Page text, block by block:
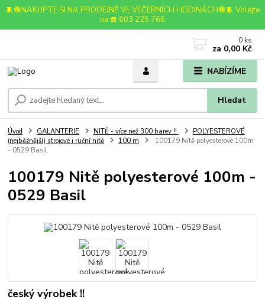
🧵🧶NAKUPTE SI NA PRODEJNĚ VE VEČERNÍCH HODINÁCH🧶🧵 Volejte
na ☎️ 603 225 766
NABÍZÍME
Hledat
0 ks
za 0,00 Kč
Úvod GALANTERIE NITĚ - více než 300 barev !!
POLYESTEROVÉ
(nejběžnější) strojové i ruční nitě
100 m
100179 Nitě polyesterové 100m
- 0529 Basil
100179 Nitě polyesterové 100m -
0529 Basil
český výrobek !!